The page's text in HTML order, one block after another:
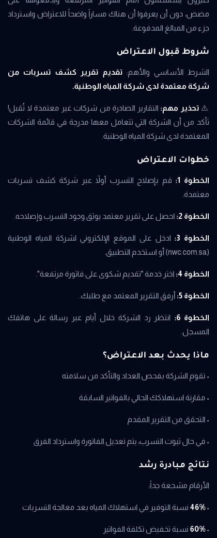
مضض، دون أن يعرفوا أن هناك مساراً واضحاً للاعتراض واسترداد
جزء من المبالغ المدفوعة.
شروط قبول الاعتراض
الشرط الأساسي والأهم: تقديم تقرير كشف تسربات من
شركة معتمدة لدى شركة المياه الوطنية.
⚠️ تحذير مهم: التقارير الصادرة من شركات غير معتمدة لا تُقبل!
تأكد من أن الشركة التي تتعامل معها مدرجة في قائمة الشركات
المعتمدة لدى شركة المياه الوطنية.
خطوات الاعتراض
الخطوة 1:
قم بإصلاح التسرب أولاً عبر شركة كشف تسربات
معتمدة.
الخطوة 2: احصل على تقرير معتمد يوثق وجود التسرب وإصلاحه.
الخطوة 3:
ادخل على الموقع الإلكتروني لشركة المياه الوطنية
(nwc.com.sa) أو استخدم التطبيق.
الخطوة 4: اختر خدمة "تقديم شكوى على فاتورة مرتفعة".
الخطوة 5: أرفق التقرير المعتمد مع طلبك.
الخطوة 6:
انتظر رد الشركة خلال أيام عبر رسالة على هاتفك
المسجل.
ماذا يحدث بعد الاعتراض؟
• تقوم الشركة بفحص العداد والتأكد من سلامته
• مقارنة استهلاكك الحالي بالفواتير السابقة
• التحقق من التقرير المقدم
• في حال ثبوت التسرب، يتم تعديل الفاتورة واسترداد الفرق
نتائج مبادرة رشد
الأرقام مشجعة جداً:
•
46% نسبة التوفير في استهلاك المياه بعد معالجة التسربات
•
60% نسبة تخفيض تكلفة الفواتير